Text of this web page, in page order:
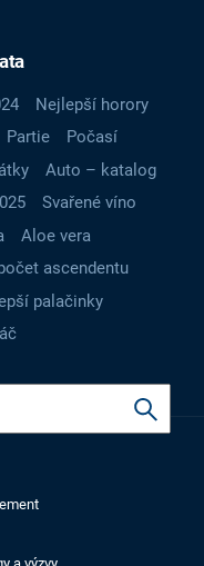
Nejlepší horory
Partie
Počasí
Auto – katalog
Svařené víno
Aloe vera
ascendentu
palačinky